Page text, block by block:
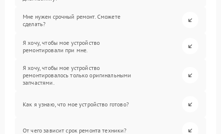
Мне нужен срочный ремонт. Сможете
сделать?
Я хочу, чтобы мое устройство
ремонтировали при мне.
Я хочу, чтобы мое устройство
ремонтировалось только оригинальными
запчастями.
Как я узнаю, что мое устройство готово?
От чего зависит срок ремонта техники?